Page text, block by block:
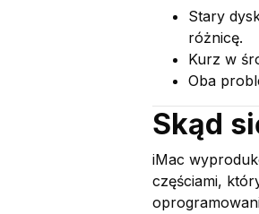
Stary
różnicę.
Kurz w
Oba
Skąd
iMac
częściami,